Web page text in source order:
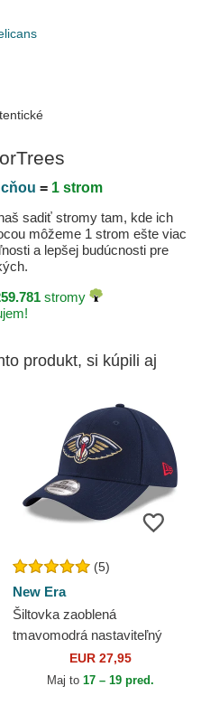
= 1 strom
sadiť stromy tam, kde ich
môžeme 1 strom ešte viac
a lepšej budúcnosti pre
stromy
produkt, si kúpili aj
(5)
New Era
Šiltovka zaoblená
tmavomodrá nastaviteľný
9FORTY The League New
Orleans Pelicans NBA New
EUR 27,95
Maj to 17 – 19 pred.